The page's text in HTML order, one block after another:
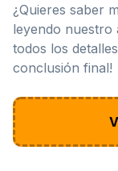
¿Quieres saber
leyendo
todos los
conclusión final!